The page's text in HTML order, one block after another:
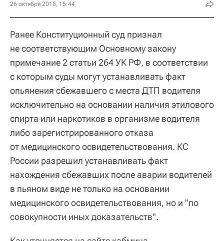
26 октября 2018, 15:44
Ранее Конституционный суд признал
не соответствующим Основному закону
примечание 2 статьи 264 УК РФ, в соответствии
с которым суды могут устанавливать факт
опьянения сбежавшего с места ДТП водителя
исключительно на основании наличия этилового
спирта или наркотиков в организме водителя
либо зарегистрированного отказа
от медицинского освидетельствования. КС
России разрешил устанавливать факт
нахождения сбежавших после аварии водителей
в пьяном виде не только на основании
медицинского освидетельствования, но и "по
совокупности иных доказательств".